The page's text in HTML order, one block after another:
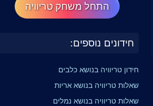
התחל משחק טריוויה
חידונים נוספים:
חידון טריוויה בנושא כלבים
שאלות טריוויה בנושא אריות
שאלות טריוויה בנושא נמלים